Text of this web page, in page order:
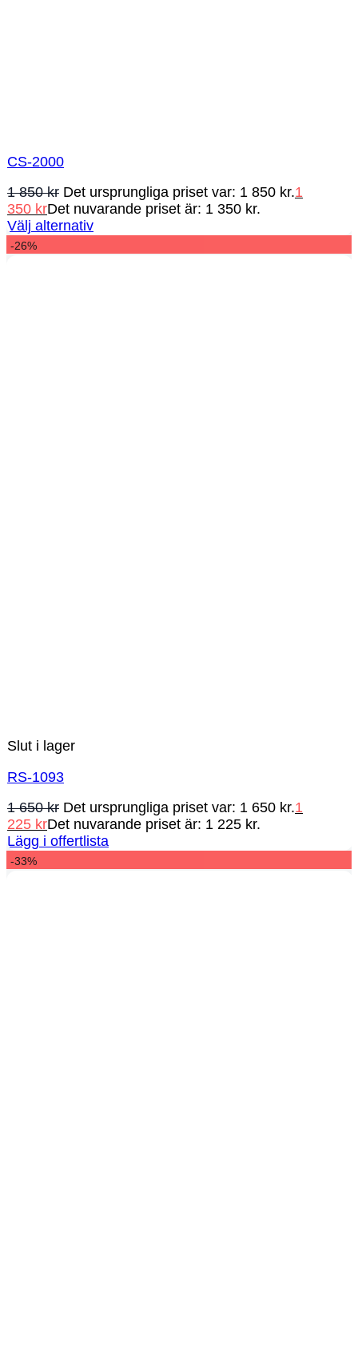
CS-2000
1 850kr Det ursprungliga priset var: 1 850 kr.1
350 krDet nuvarande priset är: 1 350 kr.
Välj alternativ
-26%
Slut i lager
RS-1093
1 650kr Det ursprungliga priset var: 1 650 kr.1
225 krDet nuvarande priset är: 1 225 kr.
Lägg i offertlista
-33%